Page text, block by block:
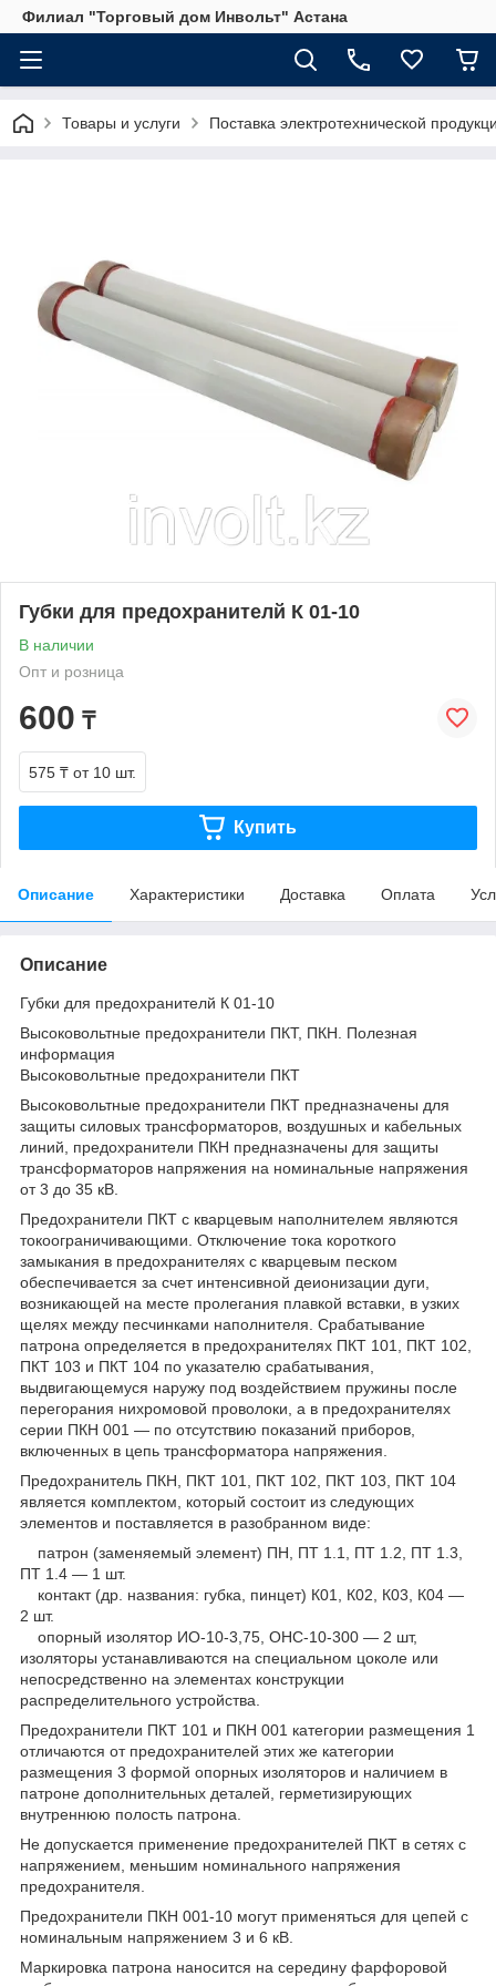
Филиал "Торговый дом Инвольт" Астана
Товары и услуги Поставка электротехнической
Губки для предохранителй К 01-10
В наличии
Опт и розница
600 ₸
575 ₸ от 10 шт.
Купить
Описание Характеристики Доставка Оплата
Описание
Губки для предохранителй К 01-10
Высоковольтные предохранители ПКТ, ПКН. Полезная
информация
Высоковольтные предохранители ПКТ
Высоковольтные предохранители ПКТ предназначены для
защиты силовых трансформаторов, воздушных и кабельных
линий, предохранители ПКН предназначены для защиты
трансформаторов напряжения на номинальные напряжения
от 3 до 35 кВ.
Предохранители ПКТ с кварцевым наполнителем являются
токоограничивающими. Отключение тока короткого
замыкания в предохранителях с кварцевым песком
обеспечивается за счет интенсивной деионизации дуги,
возникающей на месте пролегания плавкой вставки, в узких
щелях между песчинками наполнителя. Срабатывание
патрона определяется в предохранителях ПКТ 101, ПКТ 102,
ПКТ 103 и ПКТ 104 по указателю срабатывания,
выдвигающемуся наружу под воздействием пружины после
перегорания нихромовой проволоки, а в предохранителях
серии ПКН 001 — по отсутствию показаний приборов,
включенных в цепь трансформатора напряжения.
Предохранитель ПКН, ПКТ 101, ПКТ 102, ПКТ 103, ПКТ 104
является комплектом, который состоит из следующих
элементов и поставляется в разобранном виде:
патрон (заменяемый элемент) ПН, ПТ 1.1, ПТ 1.2, ПТ 1.3,
ПТ 1.4 — 1 шт.
контакт (др. названия: губка, пинцет) К01, К02, К03, К04 —
2 шт.
опорный изолятор ИО-10-3,75, ОНС-10-300 — 2 шт,
изоляторы устанавливаются на специальном цоколе или
непосредственно на элементах конструкции
распределительного устройства.
Предохранители ПКТ 101 и ПКН 001 категории размещения 1
отличаются от предохранителей этих же категории
размещения 3 формой опорных изоляторов и наличием в
патроне дополнительных деталей, герметизирующих
внутреннюю полость патрона.
Не допускается применение предохранителей ПКТ в сетях с
напряжением, меньшим номинального напряжения
предохранителя.
Предохранители ПКН 001-10 могут применяться для цепей с
номинальным напряжением 3 и 6 кВ.
Маркировка патрона наносится на середину фарфоровой